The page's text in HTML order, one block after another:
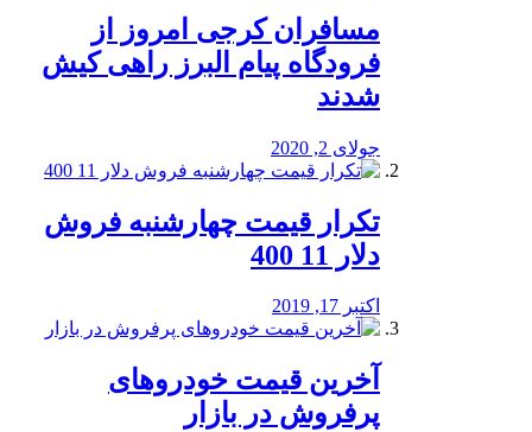
مسافران کرجی امروز از
فرودگاه پیام البرز راهی کیش
شدند
جولای 2, 2020
تکرار قیمت چهارشنبه فروش
دلار 11 400
اکتبر 17, 2019
آخرین قیمت خودرو‌های
پرفروش در بازار